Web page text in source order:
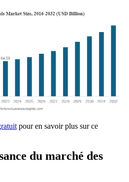
pour en savoir plus sur ce
du marché des